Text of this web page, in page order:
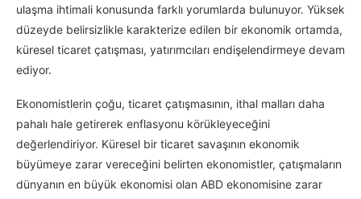
ulaşma ihtimali konusunda farklı yorumlarda bulunuyor. Yüksek
düzeyde belirsizlikle karakterize edilen bir ekonomik ortamda,
küresel ticaret çatışması, yatırımcıları endişelendirmeye devam
ediyor.
Ekonomistlerin çoğu, ticaret çatışmasının, ithal malları daha
pahalı hale getirerek enflasyonu körükleyeceğini
değerlendiriyor. Küresel bir ticaret savaşının ekonomik
büyümeye zarar vereceğini belirten ekonomistler, çatışmaların
dünyanın en büyük ekonomisi olan ABD ekonomisine zarar